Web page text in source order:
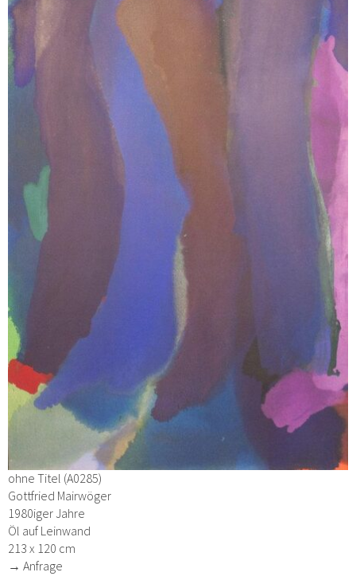
ohne Titel (A0285)
Gottfried Mairwöger
1980iger Jahre
Öl auf Leinwand
213 x 120 cm
→ Anfrage